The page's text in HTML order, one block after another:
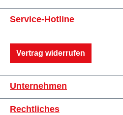
Service-Hotline
Vertrag widerrufen
Unternehmen
Rechtliches